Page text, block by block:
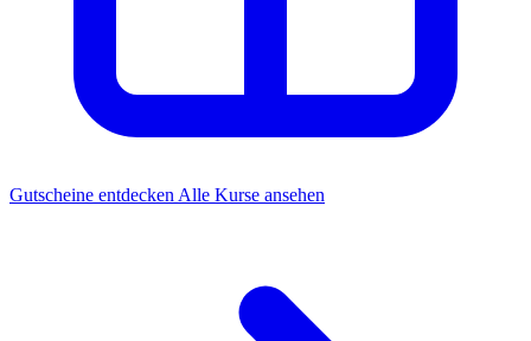
Gutscheine entdecken Alle Kurse ansehen